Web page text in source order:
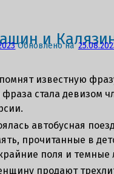
и
Обновлено на
известную
фраза стала
автобусная
прочитанные в
поля и темные
продают